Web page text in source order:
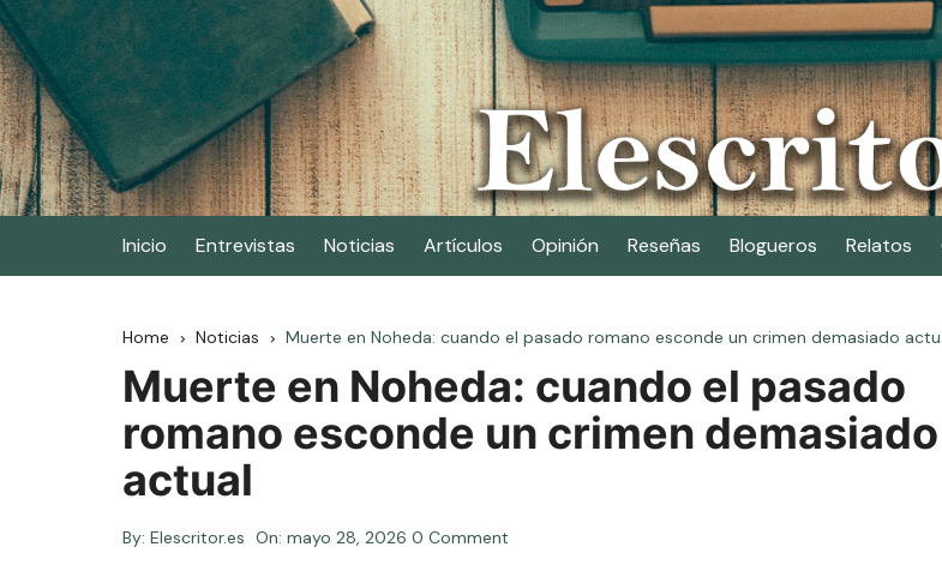
Skip
to
content
Elescritor.es
El periódico digital de los escritores
Inicio Entrevistas Noticias Artículos Opinión Reseñas Blogueros Relatos
Home Noticias Muerte en Noheda: cuando el pasado romano esconde un crimen demasiado
Muerte en Noheda: cuando el pasado
romano esconde un crimen demasiado
actual
By: Elescritor.es On: mayo 28, 2026 0 Comment